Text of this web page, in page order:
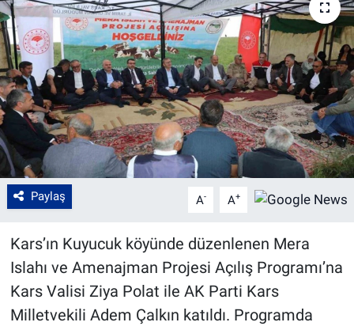
Paylaş A- A+
Kars’ın Kuyucuk köyünde düzenlenen Mera
Islahı ve Amenajman Projesi Açılış Programı’na
Kars Valisi Ziya Polat ile AK Parti Kars
Milletvekili Adem Çalkın katıldı. Programda